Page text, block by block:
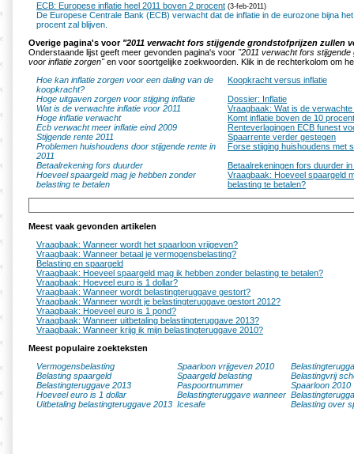
ECB: Europese inflatie heel 2011 boven 2 procent (3-feb-2011)
De Europese Centrale Bank (ECB) verwacht dat de inflatie in de eurozone bijna
procent zal blijven.
Overige pagina's voor "2011 verwacht fors stijgende grondstofprijzen zullen
Onderstaande lijst geeft meer gevonden pagina's voor "2011 verwacht fors
voor inflatie zorgen"en voor soortgelijke zoekwoorden. Klik in de rechterkolom om
Hoe kan inflatie zorgen voor een daling van de
koopkracht?
Koopkracht versus inflatie
Hoge uitgaven zorgen voor stijging inflatie
Dossier: Inflatie
Wat is de verwachte inflatie voor 2011
Vraagbaak: Wat is de verwachte
Hoge inflatie verwacht
Komt inflatie boven de 10
Ecb verwacht meer inflatie eind 2009
Renteverlagingen ECB funest
Stijgende rente 2011
Spaarrente verder gestegen
Problemen huishoudens door stijgende rente in
2011
Forse stijging huishoudens met
Betaalrekening fors duurder
Betaalrekeningen fors duurder in
Hoeveel spaargeld mag je hebben zonder
belasting te betalen
Vraagbaak: Hoeveel spaargeld
belasting te betalen?
Meest vaak gevonden artikelen
Vraagbaak: Wanneer wordt het spaarloon vrijgeven?
Vraagbaak: Wanneer betaal je vermogensbelasting?
Belasting en spaargeld
Vraagbaak: Hoeveel spaargeld mag ik hebben zonder belasting te betalen?
Vraagbaak: Hoeveel euro is 1 dollar?
Vraagbaak: Wanneer wordt belastingteruggave gestort?
Vraagbaak: Wanneer wordt je belastingteruggave gestort 2012?
Vraagbaak: Hoeveel euro is 1 pond?
Vraagbaak: Wanneer uitbetaling belastingteruggave 2013?
Vraagbaak: Wanneer krijg ik mijn belastingteruggave 2010?
Meest populaire zoekteksten
Vermogensbelasting
Spaarloon vrijgeven 2010
Belasting spaargeld
Spaargeld belasting
Belastingvrij
Belastingteruggave 2013
Paspoortnummer
Spaarloon 2010
Hoeveel euro is 1 dollar
Belastingteruggave wanneer
Uitbetaling belastingteruggave 2013 Icesafe Belasting over